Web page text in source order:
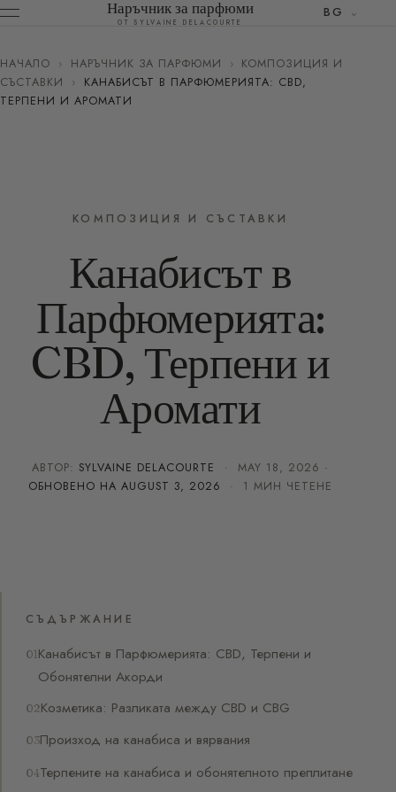
Наръчник за парфюми
ОТ SYLVAINE DELACOURTE
BG
НАЧАЛО › НАРЪЧНИК ЗА ПАРФЮМИ › КОМПОЗИЦИЯ И
СЪСТАВКИ
›
КАНАБИСЪТ В ПАРФЮМЕРИЯТА: CBD,
ТЕРПЕНИ И АРОМАТИ
КОМПОЗИЦИЯ И СЪСТАВКИ
Канабисът в
Парфюмерията:
CBD, Терпени и
Аромати
АВТОР: SYLVAINE DELACOURTE · MAY 18, 2026 ·
ОБНОВЕНО НА AUGUST 3, 2026 · 1 МИН ЧЕТЕНЕ
СЪДЪРЖАНИЕ
Канабисът в Парфюмерията: CBD, Терпени и
Обонятелни Акорди
Козметика: Разликата между CBD и CBG
Произход на канабиса и вярвания
Терпените на канабиса и обонятелното преплитане